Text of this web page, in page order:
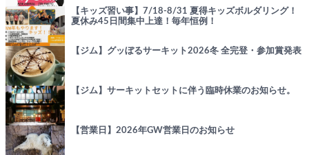
【キッズ習い事】7/18-8/31 夏得キッズボルダリング！
夏休み45日間集中上達！毎年恒例！
【ジム】グッぼるサーキット2026冬 全完登・参加賞発表
【ジム】サーキットセットに伴う臨時休業のお知らせ。
【営業日】2026年GW営業日のお知らせ